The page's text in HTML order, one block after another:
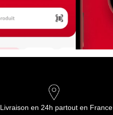
Livraison en 24h partout en France